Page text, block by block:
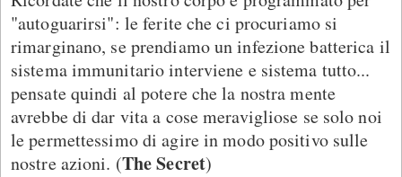
"autoguarirsi": le ferite che ci procuriamo si
rimarginano, se prendiamo un infezione batterica il
sistema immunitario interviene e sistema tutto...
pensate quindi al potere che la nostra mente
avrebbe di dar vita a cose meravigliose se solo noi
le permettessimo di agire in modo positivo sulle
nostre azioni. (The Secret)